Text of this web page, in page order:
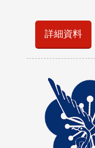
詳細資料